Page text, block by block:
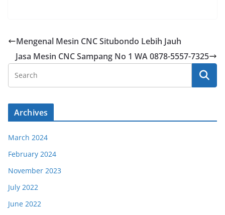
Mengenal Mesin CNC Situbondo Lebih Jauh
Jasa Mesin CNC Sampang No 1 WA 0878-5557-7325
Archives
March 2024
February 2024
November 2023
July 2022
June 2022